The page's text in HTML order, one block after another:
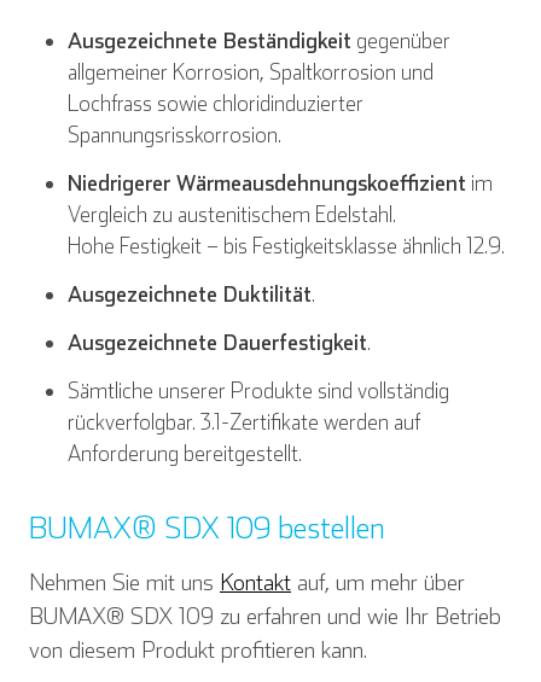
Ausgezeichnete Beständigkeit gegenüber
allgemeiner Korrosion, Spaltkorrosion und
Lochfrass sowie chloridinduzierter
Spannungsrisskorrosion.
Niedrigerer Wärmeausdehnungskoeffizient im
Vergleich zu austenitischem Edelstahl.
Hohe Festigkeit – bis Festigkeitsklasse ähnlich 12.9.
Ausgezeichnete Duktilität.
Ausgezeichnete Dauerfestigkeit.
Sämtliche unserer Produkte sind vollständig
rückverfolgbar. 3.1-Zertifikate werden auf
Anforderung bereitgestellt.
BUMAX® SDX 109 bestellen
Nehmen Sie mit uns Kontakt auf, um mehr über
BUMAX® SDX 109 zu erfahren und wie Ihr Betrieb
von diesem Produkt profitieren kann.